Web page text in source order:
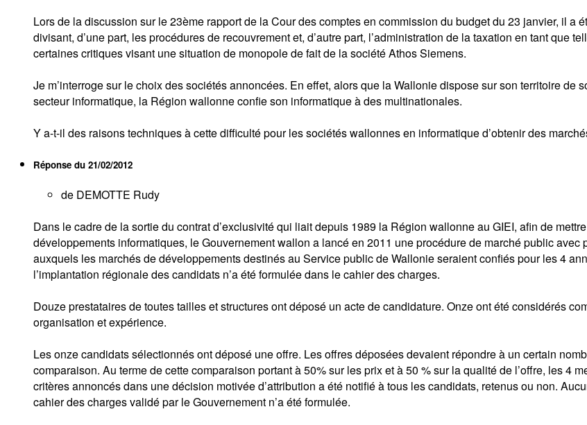
Lors de la discussion sur le 23ème rapport de la Cour des comptes en commission du budget du 23 janvier, il a
divisant, d’une part, les procédures de recouvrement et, d’autre part, l’administration de la taxation en tant que
certaines critiques visant une situation de monopole de fait de la société Athos Siemens.
Je m’interroge sur le choix des sociétés annoncées. En effet, alors que la Wallonie dispose sur son territoire
secteur informatique, la Région wallonne confie son informatique à des multinationales.
Y a-t-il des raisons techniques à cette difficulté pour les sociétés wallonnes en informatique d’obtenir des
Réponse du 21/02/2012
de DEMOTTE Rudy
Dans le cadre de la sortie du contrat d’exclusivité qui liait depuis 1989 la Région wallonne au GIEI, afin de
développements informatiques, le Gouvernement wallon a lancé en 2011 une procédure de marché public
auxquels les marchés de développements destinés au Service public de Wallonie seraient confiés pour les 4
l’implantation régionale des candidats n’a été formulée dans le cahier des charges.
Douze prestataires de toutes tailles et structures ont déposé un acte de candidature. Onze ont été considérés
organisation et expérience.
Les onze candidats sélectionnés ont déposé une offre. Les offres déposées devaient répondre à un certain
comparaison. Au terme de cette comparaison portant à 50% sur les prix et à 50 % sur la qualité de l’offre, les 4
critères annoncés dans une décision motivée d’attribution a été notifié à tous les candidats, retenus ou non.
cahier des charges validé par le Gouvernement n’a été formulée.